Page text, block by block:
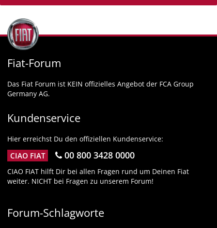
Fiat-Forum
Das Fiat Forum ist KEIN offizielles Angebot der FCA Group
Germany AG.
Kundenservice
Hier erreichst Du den offiziellen Kundenservice:
CIAO FIAT 00 800 3428 0000
CIAO FIAT hilft Dir bei allen Fragen rund um Deinen Fiat
weiter. NICHT bei Fragen zu unserem Forum!
Forum-Schlagworte